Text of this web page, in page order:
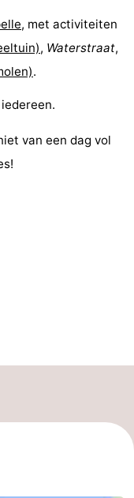
, met activiteiten
, Waterstraat,
.
van een dag vol